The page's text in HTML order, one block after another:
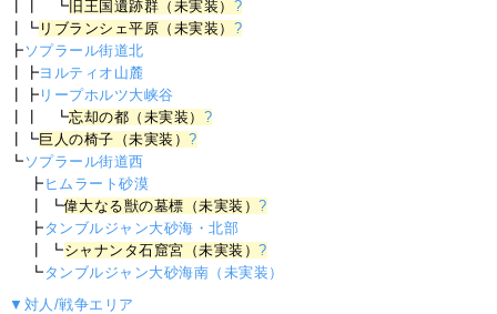
┃┃ ┗ 旧王国遺跡群（未実装） ?
┃┗ リブランシェ平原（未実装） ?
┣ ソプラール街道北
┃┣ヨルティオ山麓
┃┣ リープホルツ大峡谷
┃┃ ┗忘却の都（未実装） ?
┃┗巨人の椅子（未実装）?
┗ ソプラール街道西
┣ ヒムラート砂漠
┃ ┗偉大なる獣の墓標（未実装）?
┣ タンブルジャン大砂海・北部
┃ ┗シャナンタ石窟宮（未実装）?
┗ タンブルジャン大砂海南（未実装）
▼対人/戦争エリア